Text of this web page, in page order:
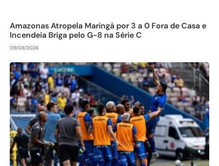
Amazonas Atropela Maringá por 3 a 0 Fora de Casa e
Incendeia Briga pelo G-8 na Série C
09/08/2026